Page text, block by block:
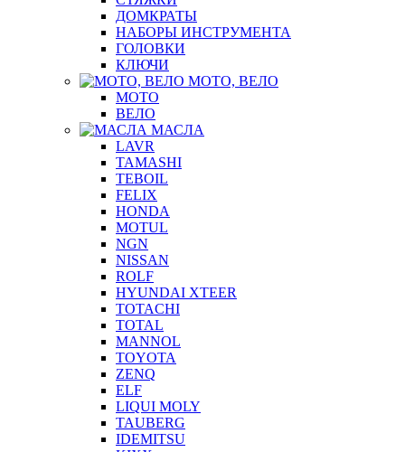
ДОМКРАТЫ
НАБОРЫ ИНСТРУМЕНТА
ГОЛОВКИ
КЛЮЧИ
МОТО, ВЕЛО
МОТО
ВЕЛО
МАСЛА
LAVR
TAMASHI
TEBOIL
FELIX
HONDA
MOTUL
NGN
NISSAN
ROLF
HYUNDAI XTEER
TOTACHI
TOTAL
MANNOL
TOYOTA
ZENQ
ELF
LIQUI MOLY
TAUBERG
IDEMITSU